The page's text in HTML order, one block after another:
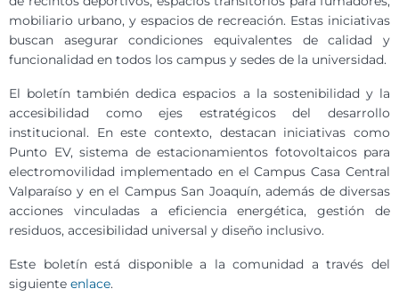
mobiliario urbano, y espacios de recreación. Estas iniciativas
buscan asegurar condiciones equivalentes de calidad y
funcionalidad en todos los campus y sedes de la universidad.
El boletín también dedica espacios a la sostenibilidad y la
accesibilidad como ejes estratégicos del desarrollo
institucional. En este contexto, destacan iniciativas como
Punto EV, sistema de estacionamientos fotovoltaicos para
electromovilidad implementado en el Campus Casa Central
Valparaíso y en el Campus San Joaquín, además de diversas
acciones vinculadas a eficiencia energética, gestión de
residuos, accesibilidad universal y diseño inclusivo.
Este boletín está disponible a la comunidad a través del
siguiente enlace.